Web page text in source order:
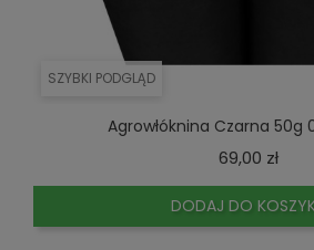
SZYBKI PODGLĄD
Agrowłóknina Czarna 50g
69,00 złCena
DODAJ DO